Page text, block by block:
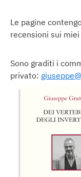
Le pagine
recensioni sui
Sono graditi i
privato: